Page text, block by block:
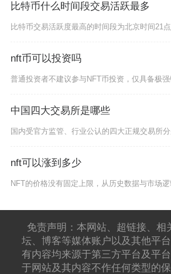
比特币什么时间段交易活跃最多
nft币可以投资吗
中国四大交易所是哪些
nft可以涨到多少
免责声明：本网站、超链接、相
坛、博客等媒体账户以及其他平
有内容均来源于第三方平台及平
于网站及其内容不作任何类型的